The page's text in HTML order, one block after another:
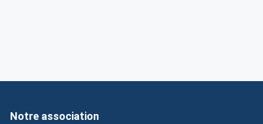
Notre association